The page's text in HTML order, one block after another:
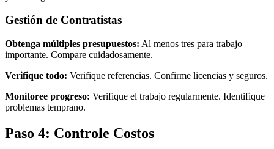
Gestión de Contratistas
Obtenga múltiples presupuestos: Al menos tres para trabajo
importante. Compare cuidadosamente.
Verifique todo: Verifique referencias. Confirme licencias y seguros.
Monitoree progreso: Verifique el trabajo regularmente. Identifique
problemas temprano.
Paso 4: Controle Costos